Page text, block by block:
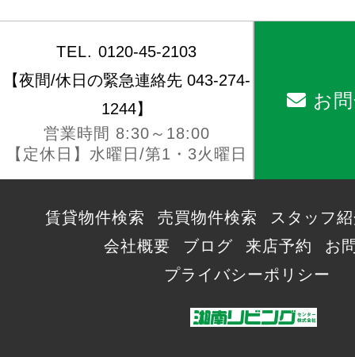
TEL. 0120-45-2103
【夜間/休日の緊急連絡先 043-274-
1244】
営業時間 8:30～18:00
【定休日】水曜日/第1・3火曜日
お
賃貸物件検索 売買物件検索
スタッフ
会社概要
ブログ 来店予約
お
プライバシーポリシー